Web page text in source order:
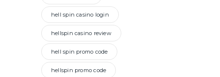
hell spin casino login
hellspin casino review
hell spin promo code
hellspin promo code